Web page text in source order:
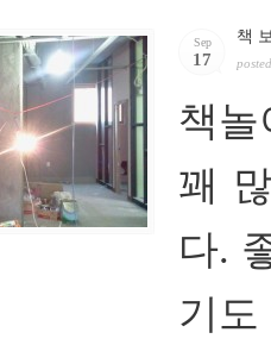
Sep
17
책
책
꽤
다.
기